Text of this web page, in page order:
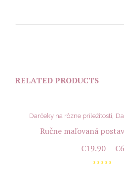
RELATED PRODUCTS
Darčeky na rôzne príležitosti
Ručne maľovaná
€19.90 – €